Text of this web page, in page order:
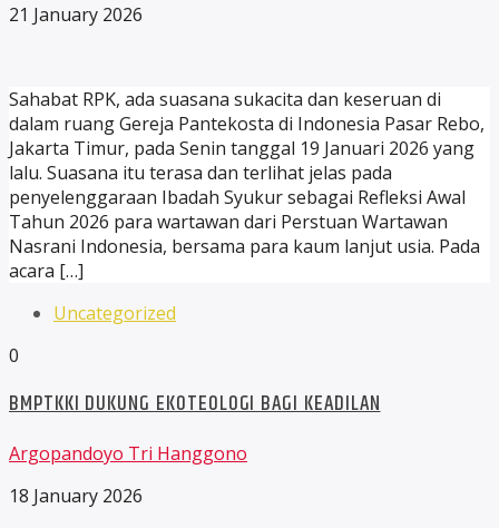
21 January 2026
Sahabat RPK, ada suasana sukacita dan keseruan di
dalam ruang Gereja Pantekosta di Indonesia Pasar Rebo,
Jakarta Timur, pada Senin tanggal 19 Januari 2026 yang
lalu. Suasana itu terasa dan terlihat jelas pada
penyelenggaraan Ibadah Syukur sebagai Refleksi Awal
Tahun 2026 para wartawan dari Perstuan Wartawan
Nasrani Indonesia, bersama para kaum lanjut usia. Pada
acara […]
Uncategorized
0
BMPTKKI DUKUNG EKOTEOLOGI BAGI KEADILAN
Argopandoyo Tri Hanggono
18 January 2026